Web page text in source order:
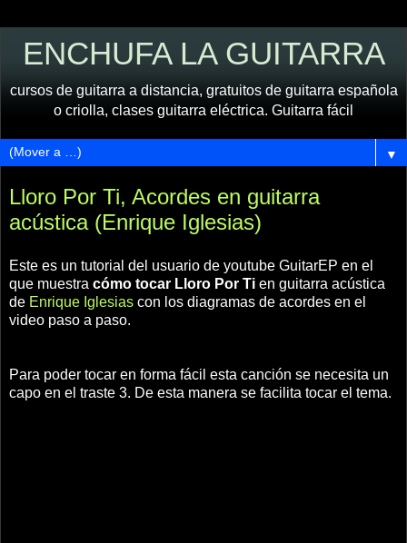
ENCHUFA LA GUITARRA
cursos de guitarra a distancia, gratuitos de guitarra española
o criolla, clases guitarra eléctrica. Guitarra fácil
▼
Lloro Por Ti, Acordes en guitarra
acústica (Enrique Iglesias)
Este es un tutorial del usuario de youtube GuitarEP en el
que muestra cómo tocar Lloro Por Ti en guitarra acústica
de Enrique Iglesias con los diagramas de acordes en el
video paso a paso.
Para poder tocar en forma fácil esta canción se necesita un
capo en el traste 3. De esta manera se facilita tocar el tema.